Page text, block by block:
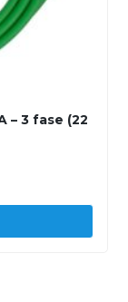
– 3 fase (22